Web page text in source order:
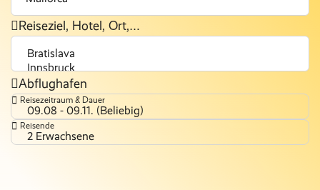
Reiseziel, Hotel, Ort,…
Abflughafen
Reisezeitraum & Dauer
09.08 - 09.11. (Beliebig)
Reisende
2 Erwachsene